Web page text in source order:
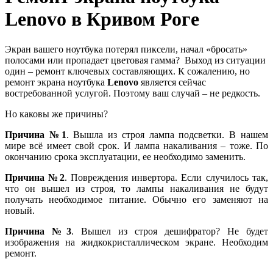
Lenovo в Кривом Роге
Экран вашего ноутбука потерял пиксели, начал «бросать»
полосами или пропадает цветовая гамма? Выход из ситуации
один – ремонт ключевых составляющих. К сожалению, но
ремонт экрана ноутбука Lenovo является сейчас
востребованной услугой. Поэтому ваш случай – не редкость.
Но каковы же причины?
Причина №1. Вышла из строя лампа подсветки. В нашем
мире всё имеет свой срок. И лампа накаливания – тоже. По
окончанию срока эксплуатации, ее необходимо заменить.
Причина №2. Повреждения инвертора. Если случилось так,
что он вышел из строя, то лампы накаливания не будут
получать необходимое питание. Обычно его заменяют на
новый.
Причина №3. Вышел из строя дешифратор? Не будет
изображения на жидкокристаллическом экране. Необходим
ремонт.